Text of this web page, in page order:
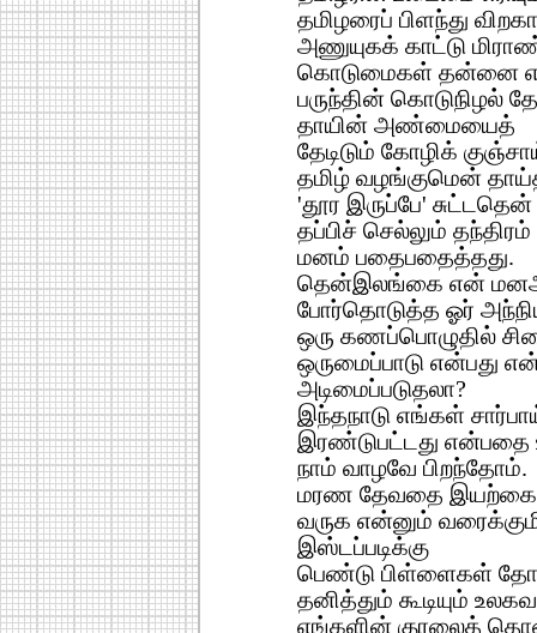
தமிழரைப் பிளந்து
அணுயுகக் காட்டு
கொடுமைகள் தன்னை
பருந்தின் கொடுநிழல்
தாயின் அண்மையைத்
தேடிடும் கோழிக்
தமிழ் வழங்குமென் தாய்த்
'தூர இருப்பே'
தப்பிச் செல்லும்
மனம் பதைபதைத்தது.
தென்இலங்கை என்
போர்தொடுத்த ஓர்
ஒரு கணப்பொழுதில்
ஒருமைப்பாடு என்பது
அடிமைப்படுதலா?
இந்தநாடு எங்கள்
இரண்டுபட்டது
நாம் வாழவே பிறந்தோம்.
மரண தேவதை
வருக என்னும்
இஸ்டப்படிக்கு
பெண்டு பிள்ளைகள்
தனித்தும் கூடியும்
எங்களின் குரலைத்